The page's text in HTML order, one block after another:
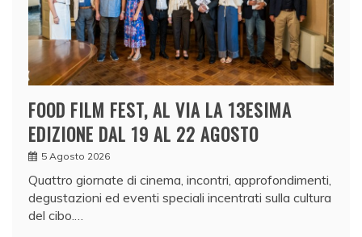
FOOD FILM FEST, AL VIA LA 13ESIMA
EDIZIONE DAL 19 AL 22 AGOSTO
5 Agosto 2026
Quattro giornate di cinema, incontri, approfondimenti,
degustazioni ed eventi speciali incentrati sulla cultura
del cibo.…